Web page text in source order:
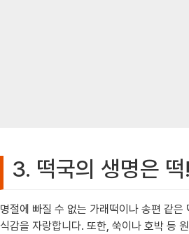
3. 떡국의 생명은
명절에 빠질 수 없는 가래떡이나 송편 같
식감을 자랑합니다. 또한, 쑥이나 호박 등